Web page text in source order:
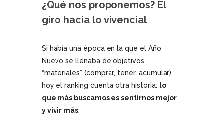
¿Qué nos proponemos? El
giro hacia lo vivencial
Si había una época en la que el Año
Nuevo se llenaba de objetivos
“materiales” (comprar, tener, acumular),
hoy el ranking cuenta otra historia: lo
que más buscamos es sentirnos mejor
y vivir más.